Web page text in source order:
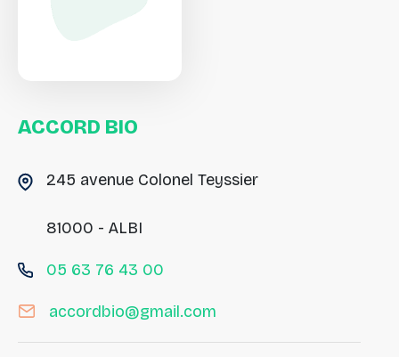
ACCORD BIO
245 avenue Colonel Teyssier
81000 - ALBI
05 63 76 43 00
accordbio@gmail.com